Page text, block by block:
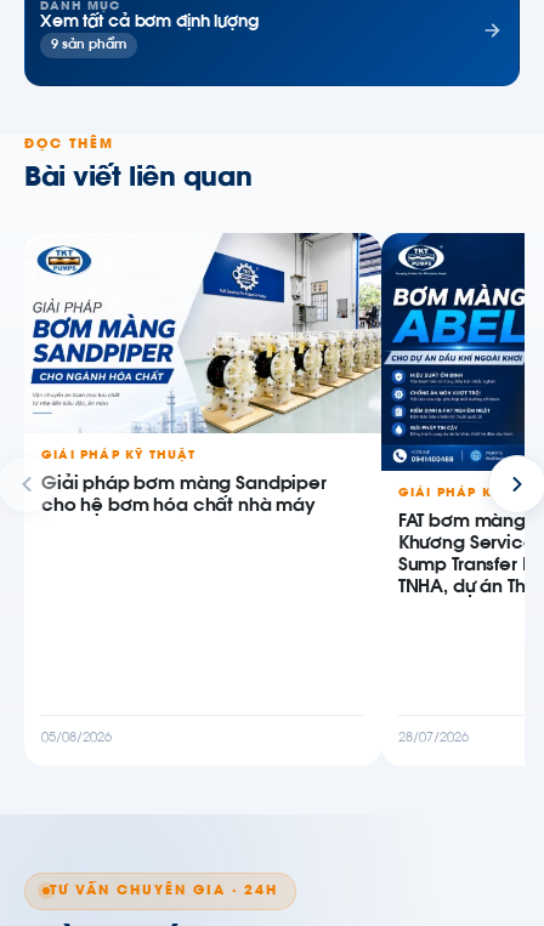
DANH MỤC
Xem tất cả bơm định lượng
9 sản phẩm
ĐỌC THÊM
Bài viết liên quan
GIẢI PHÁP KỸ THUẬT
Giải pháp bơm màng Sandpiper
cho hệ bơm hóa chất nhà máy
05/08/2026
GIẢI PHÁP KỸ
FAT bơm màng
Khương
Sump Transfer
TNHA, dự án
28/07/2026
TƯ VẤN CHUYÊN GIA · 24H